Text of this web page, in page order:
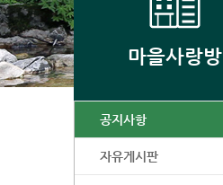
마을사랑방
공지사항
자유게시판